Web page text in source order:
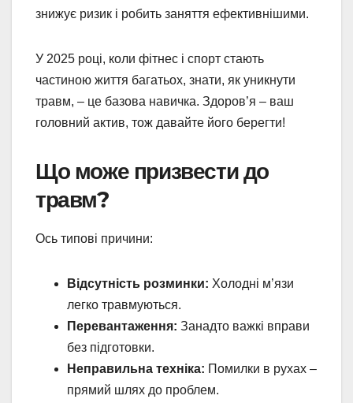
знижує ризик і робить заняття ефективнішими.
У 2025 році, коли фітнес і спорт стають
частиною життя багатьох, знати, як уникнути
травм, – це базова навичка. Здоров’я – ваш
головний актив, тож давайте його берегти!
Що може призвести до
травм?
Ось типові причини:
Відсутність розминки: Холодні м’язи
легко травмуються.
Перевантаження: Занадто важкі вправи
без підготовки.
Неправильна техніка: Помилки в рухах –
прямий шлях до проблем.